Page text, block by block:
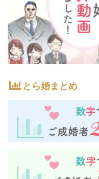
とら婚まとめ